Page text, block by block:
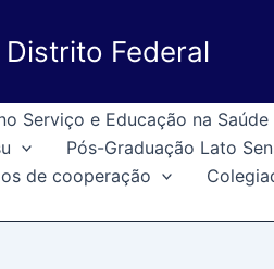
Federal
Serviço e Educação na Saúde
Pós-Graduação Lato
de cooperação